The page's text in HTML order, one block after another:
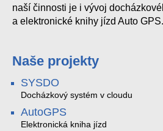
naší činnosti je i vývoj
a elektronické knihy jízd Auto GPS.
Naše projekty
SYSDO
Docházkový systém v cloudu
AutoGPS
Elektronická kniha jízd